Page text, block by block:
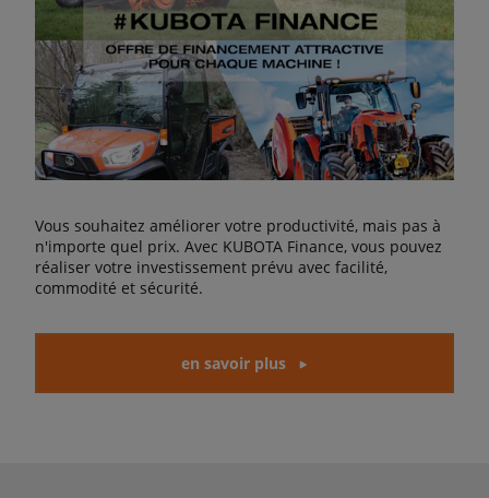
Vous souhaitez améliorer votre productivité, mais pas à
n'importe quel prix. Avec KUBOTA Finance, vous pouvez
réaliser votre investissement prévu avec facilité,
commodité et sécurité.
en savoir plus